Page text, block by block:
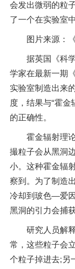
会发出微弱的粒
了一个在实验室
图片来源：
据英国《科
学家在最新一期
实验室制造出来
度，结果与“霍
的正确性。
霍金辐射理
撮粒子会从黑洞
小。这种霍金辐
察到。为了制造
冷却到玻色—爱
黑洞的引力会捕
研究人员解
常，这些粒子会
个粒子掉进去;另